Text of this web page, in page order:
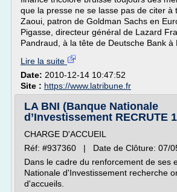
que la presse ne se lasse pas de citer à
Zaoui, patron de Goldman Sachs en
Pigasse, directeur général de Lazard
Pandraud, à la tête de Deutsche Bank à
Lire la suite
Date: 2010-12-14 10:47:52
Site : https://www.latribune.fr
LA BNI (Banque Nationale
d’Investissement RECRUTE
CHARGE D'ACCUEIL
Réf: #937360 | Date de Clôture: 07/
Dans le cadre du renforcement de ses
Nationale d'Investissement recherche
d'accueils.